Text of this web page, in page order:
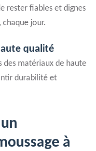
rester fiables et dignes
jour.
qualité
des matériaux de haute
durabilité et
à